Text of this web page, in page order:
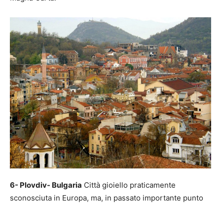
6- Plovdiv- Bulgaria Città gioiello praticamente
sconosciuta in Europa, ma, in passato importante punto